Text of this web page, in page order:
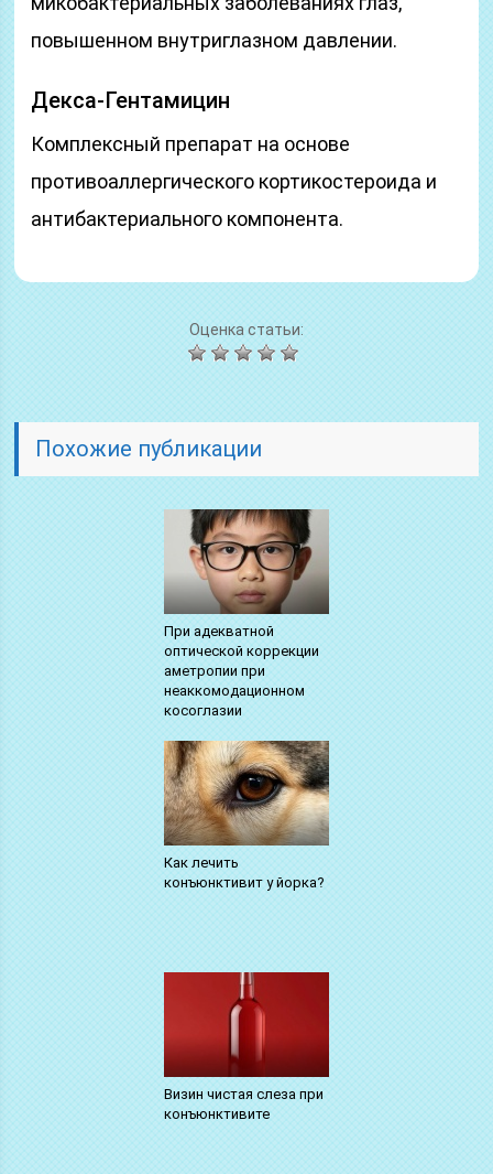
повышенном внутриглазном давлении.
Декса-Гентамицин
Комплексный препарат на основе
противоаллергического кортикостероида и
антибактериального компонента.
Оценка статьи:
Похожие публикации
При адекватной
оптической коррекции
аметропии при
неаккомодационном
косоглазии
Как лечить
конъюнктивит у йорка?
Визин чистая слеза при
конъюнктивите